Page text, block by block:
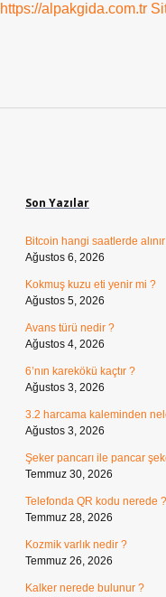
https://alpakgida.com.tr
Son Yazılar
Bitcoin hangi saatlerde
Ağustos 6, 2026
Kokmuş kuzu eti yenir mi ?
Ağustos 5, 2026
Avans türü nedir ?
Ağustos 4, 2026
6’nın karekökü kaçtır ?
Ağustos 3, 2026
3.2 harcama kaleminden
Ağustos 3, 2026
Şeker pancarı ile pancar
Temmuz 30, 2026
Telefonda QR kodu nerede ?
Temmuz 28, 2026
Kozmik varlık nedir ?
Temmuz 26, 2026
Kalker nerede bulunur ?